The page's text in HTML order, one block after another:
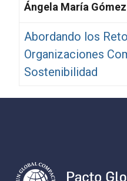
Ángela María Gómez
Abordando los
Organizaciones
Sostenibilidad